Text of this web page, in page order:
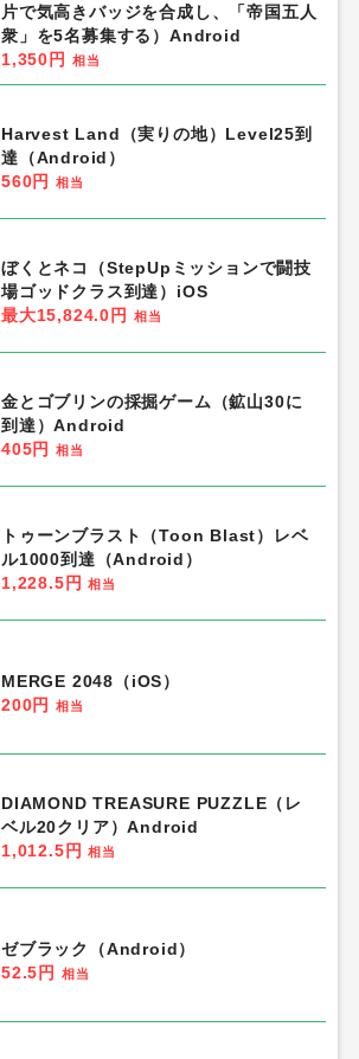
片で気高きバッジを合成し、「帝国五人
衆」を5名募集する）Android
1,350円
相当
Harvest Land（実りの地）Level25到
達（Android）
560円
相当
ぼくとネコ（StepUpミッションで闘技
場ゴッドクラス到達）iOS
最大15,824.0円
相当
金とゴブリンの採掘ゲーム（鉱山30に
到達）Android
405円
相当
トゥーンブラスト（Toon Blast）レベ
ル1000到達（Android）
1,228.5円
相当
MERGE 2048（iOS）
200円
相当
DIAMOND TREASURE PUZZLE（レ
ベル20クリア）Android
1,012.5円
相当
ゼブラック（Android）
52.5円
相当